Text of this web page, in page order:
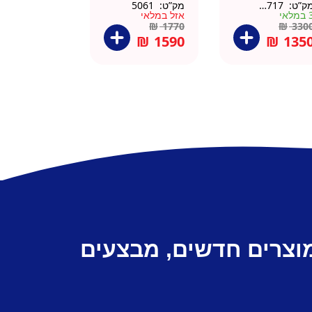
שחור
סמ
₪
₪
פח אשפה
ברצלונה
מק”ט:
אזל במלאי
₪1770
₪ 1590
חדשים, מבצעים